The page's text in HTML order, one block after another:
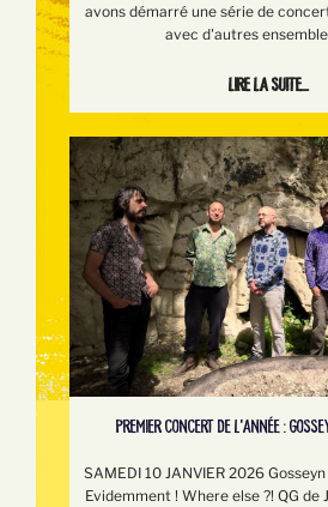
avons démarré une série de
avec d'autres
Lire la suite...
PREMIER CONCERT DE L'ANNÉE :
SAMEDI 10 JANVIER 2026
Evidemment ! Where else ?! QG de